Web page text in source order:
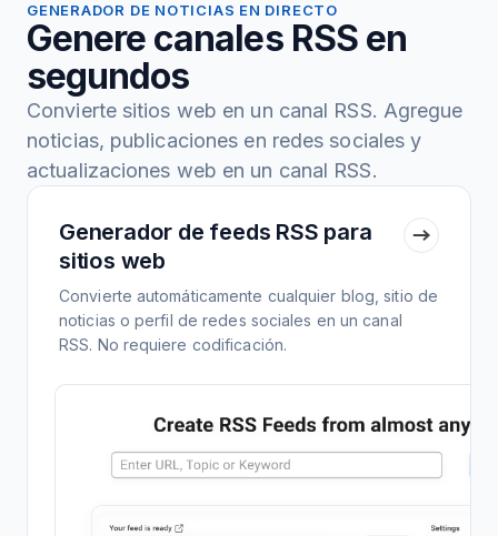
GENERADOR DE NOTICIAS EN DIRECTO
Genere canales RSS en
segundos
Convierte sitios web en un canal RSS. Agregue
noticias, publicaciones en redes sociales y
actualizaciones web en un canal RSS.
Generador de feeds RSS para
sitios web
Convierte automáticamente cualquier blog, sitio de
noticias o perfil de redes sociales en un canal
RSS. No requiere codificación.